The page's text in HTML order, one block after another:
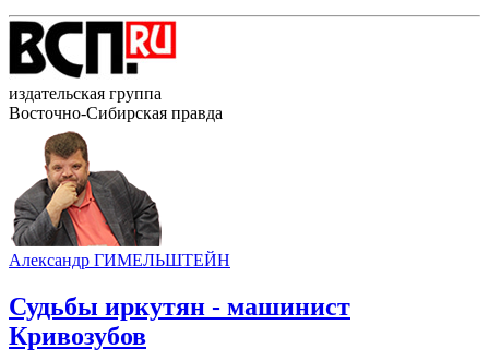
издательская группа
Восточно-Сибирская правда
Александр ГИМЕЛЬШТЕЙН
Судьбы иркутян - машинист
Кривозубов